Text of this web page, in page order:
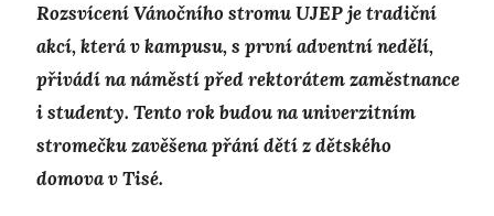
Rozsvícení Vánočního stromu UJEP je tradiční
akcí, která v kampusu, s první adventní nedělí,
přivádí na náměstí před rektorátem zaměstnance
i studenty. Tento rok budou na univerzitním
stromečku zavěšena přání dětí z dětského
domova v Tisé.